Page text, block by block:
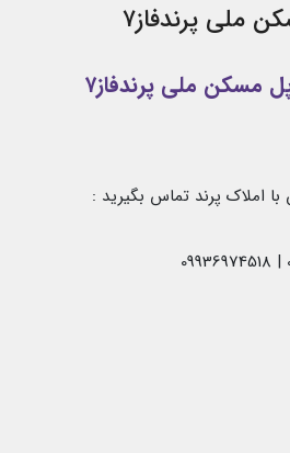
ملی پرندفاز۷
مسکن ملی پرندفاز۷
املاک پرند تماس بگیرید :